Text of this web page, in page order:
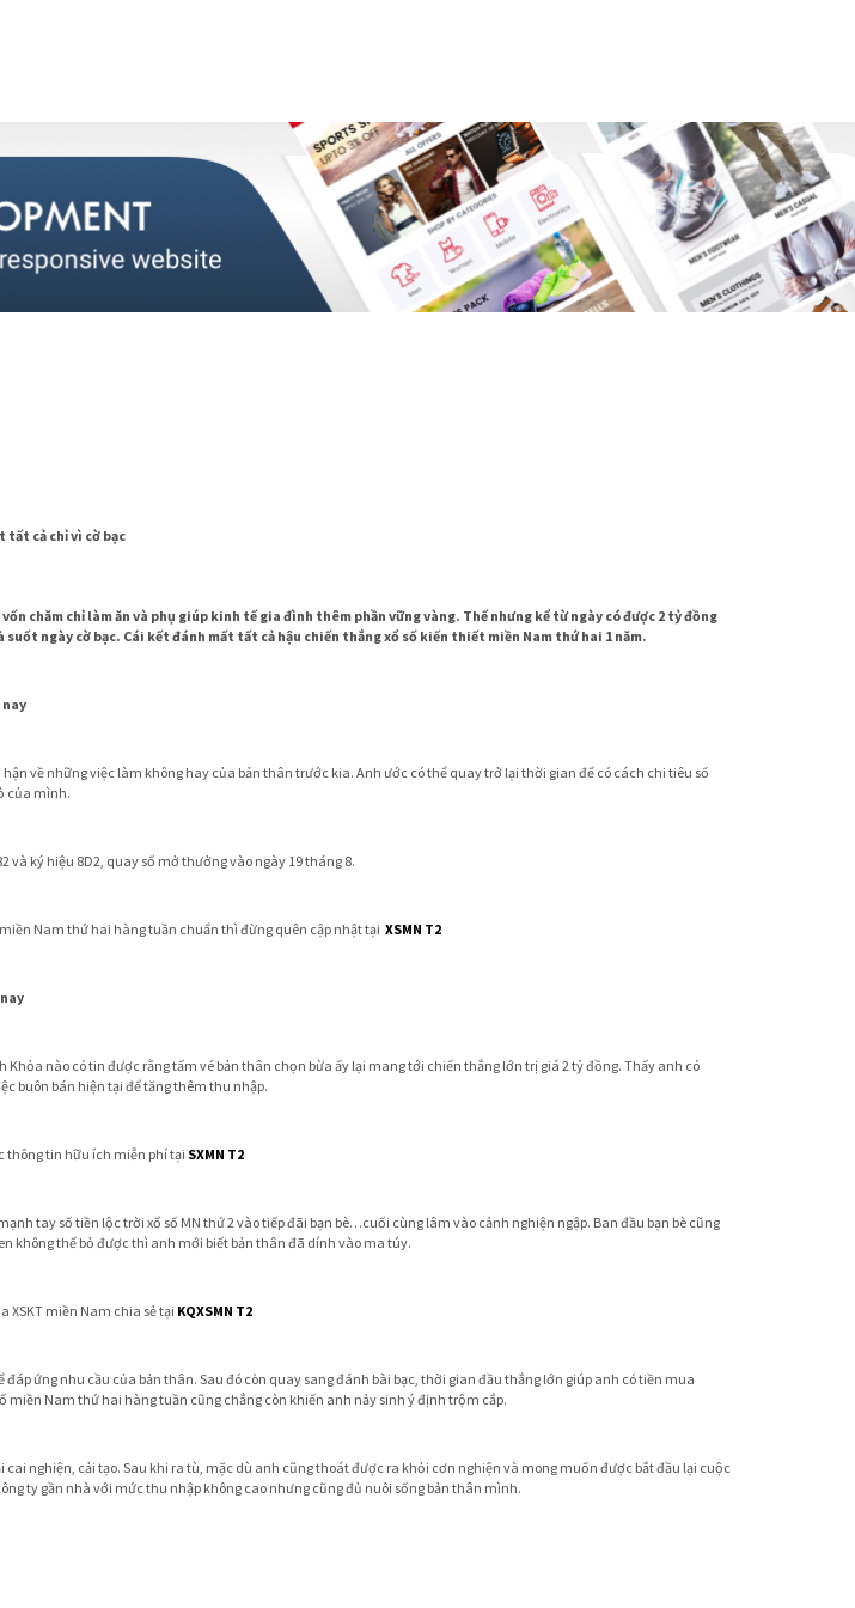
tất cả chỉ vì cờ bạc
chăm chỉ làm ăn và phụ giúp kinh tế gia đình thêm phần vững vàng. Thế nhưng kể từ ngày có được 2 tỷ đồng
ngày cờ bạc. Cái kết đánh mất tất cả hậu chiến thắng xổ số kiến thiết miền Nam thứ hai 1 năm.
nay
về những việc làm không hay của bản thân trước kia. Anh ước có thể quay trở lại thời gian để có cách chi tiêu số
của mình.
ký hiệu 8D2, quay số mở thưởng vào ngày 19 tháng 8.
Nam thứ hai hàng tuần chuẩn thì đừng quên cập nhật tại XSMN T2
nào có tin được rằng tấm vé bản thân chọn bừa ấy lại mang tới chiến thắng lớn trị giá 2 tỷ đồng. Thấy anh có
buôn bán hiện tại để tăng thêm thu nhập.
thông tin hữu ích miễn phí tại SXMN T2
tay số tiền lộc trời xổ số MN thứ 2 vào tiếp đãi bạn bè…cuối cùng lâm vào cảnh nghiện ngập. Ban đầu bạn bè cũng
không thể bỏ được thì anh mới biết bản thân đã dính vào ma túy.
miền Nam chia sẻ tại KQXSMN T2
ứng nhu cầu của bản thân. Sau đó còn quay sang đánh bài bạc, thời gian đầu thắng lớn giúp anh có tiền mua
Nam thứ hai hàng tuần cũng chẳng còn khiến anh nảy sinh ý định trộm cắp.
nghiện, cải tạo. Sau khi ra tù, mặc dù anh cũng thoát được ra khỏi cơn nghiện và mong muốn được bắt đầu lại cuộc
ty gần nhà với mức thu nhập không cao nhưng cũng đủ nuôi sống bản thân mình.